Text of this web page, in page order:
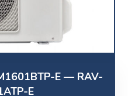
E — RAV-
E